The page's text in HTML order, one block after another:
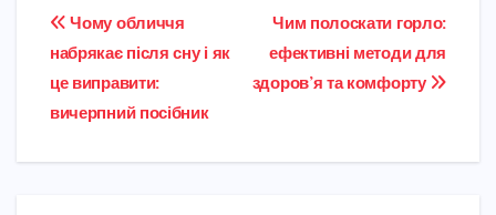
Навігація
записів
Чим полоскати горло:
ефективні методи для
здоров’я та комфорту
Чому обличчя
набрякає після сну і як
це виправити:
вичерпний посібник